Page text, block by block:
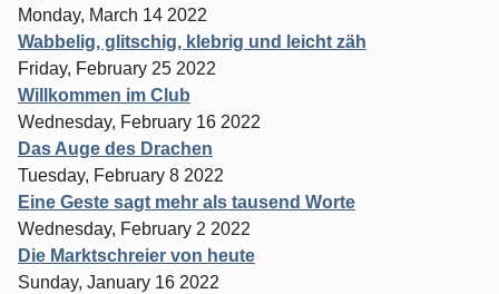
Monday, March 14 2022
Wabbelig, glitschig, klebrig und leicht zäh
Friday, February 25 2022
Willkommen im Club
Wednesday, February 16 2022
Das Auge des Drachen
Tuesday, February 8 2022
Eine Geste sagt mehr als tausend Worte
Wednesday, February 2 2022
Die Marktschreier von heute
Sunday, January 16 2022